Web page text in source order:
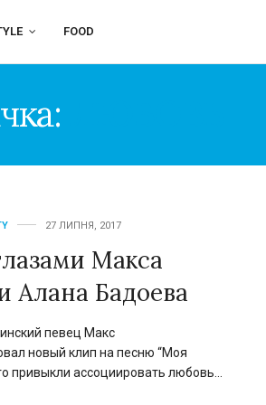
FOOD
27 ЛИПНЯ, 2017
Макса
Алана Бадоева
певец Макс
новый клип на песню “Моя
привыкли ассоциировать любовь…